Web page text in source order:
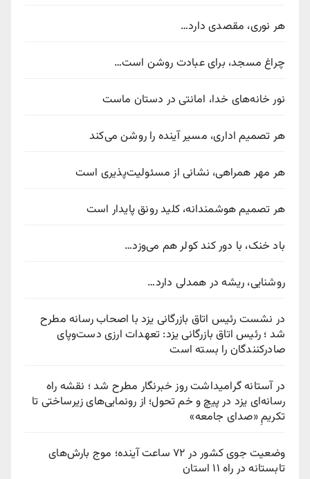
هر نوری، مقصدی دارد…
چراغ مسجد، برای عبادت روشن است…
نور خانه‌های خدا، امانتی در دستان ماست
هر تصمیم اداری، مسیر آینده را روشن می‌کند
هر مهر همراهی، نشانی از مسئولیت‌پذیری است
هر تصمیم هوشمندانه، کلید رونق پایدار است
باد خنک، با دور کند کولر هم می‌وزد…
روشنایی، ریشه در همدلی دارد…
در نشست رئیس اتاق بازرگانی یزد با اصحاب رسانه مطرح
شد ؛ رئیس اتاق بازرگانی یزد: تعهدات ارزی دست‌وپای
صادرکنندگان را بسته است
در آستانه گرامیداشت روز خبرنگار مطرح شد ؛ نقشه راه
رسانه‌ای یزد در پیچ‌ و خم تحول؛ از رونمایی‌های زیرساختی تا
تکریمِ «صدای جامعه»
وضعیت جوی کشور در ۷۲ ساعت آینده؛ موج بارش‌های
تابستانه در راه ۱۱ استان